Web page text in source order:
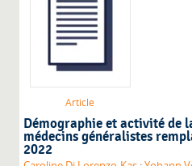
Article
Démographie et activité de
médecins généralistes
2022